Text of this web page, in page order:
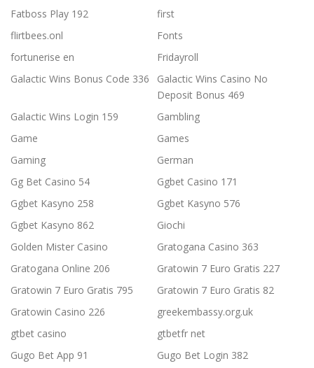
Fatboss Play 192
first
flirtbees.onl
Fonts
fortunerise en
Fridayroll
Galactic Wins Bonus Code 336
Galactic Wins Casino No
Deposit Bonus 469
Galactic Wins Login 159
Gambling
Game
Games
Gaming
German
Gg Bet Casino 54
Ggbet Casino 171
Ggbet Kasyno 258
Ggbet Kasyno 576
Ggbet Kasyno 862
Giochi
Golden Mister Casino
Gratogana Casino 363
Gratogana Online 206
Gratowin 7 Euro Gratis 227
Gratowin 7 Euro Gratis 795
Gratowin 7 Euro Gratis 82
Gratowin Casino 226
greekembassy.org.uk
gtbet casino
gtbetfr net
Gugo Bet App 91
Gugo Bet Login 382